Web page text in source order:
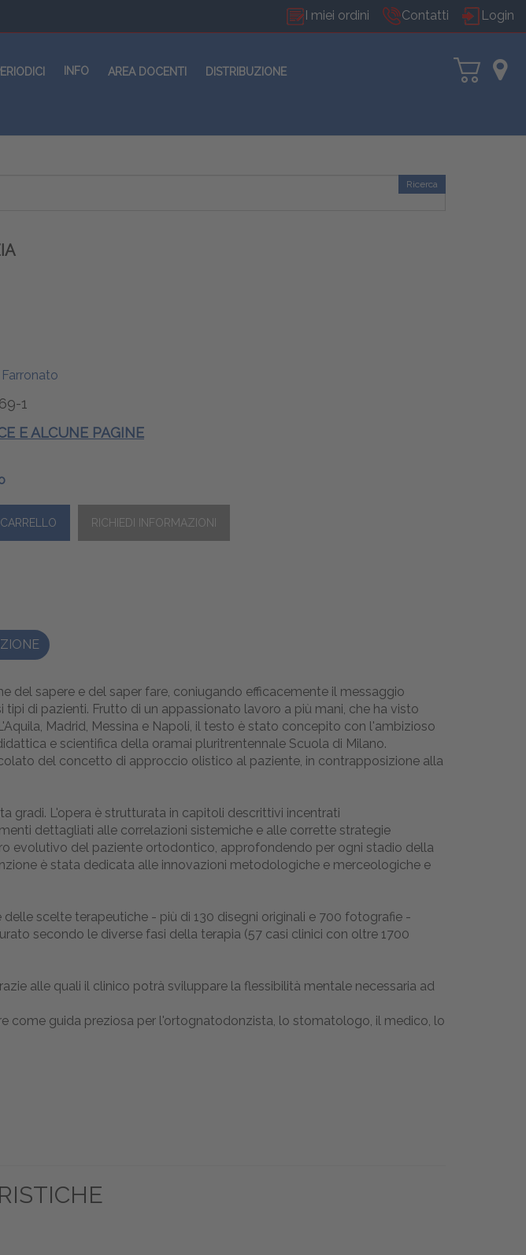
I miei ordini Contatti Login
INFO AREA DOCENTI DISTRIBUZIONE
Ricerca
1
E ALCUNE PAGINE
del sapere e del saper fare, coniugando efficacemente il messaggio
di pazienti. Frutto di un appassionato lavoro a più mani, che ha visto
Madrid, Messina e Napoli, il testo è stato concepito con l'ambizioso
e scientifica della oramai pluritrentennale Scuola di Milano.
del concetto di approccio olistico al paziente, in contrapposizione alla
gradi. L'opera è strutturata in capitoli descrittivi incentrati
dettagliati alle correlazioni sistemiche e alle corrette strategie
evolutivo del paziente ortodontico, approfondendo per ogni stadio della
è stata dedicata alle innovazioni metodologiche e merceologiche e
scelte terapeutiche - più di 130 disegni originali e 700 fotografie -
secondo le diverse fasi della terapia (57 casi clinici con oltre 1700
alle quali il clinico potrà sviluppare la flessibilità mentale necessaria ad
come guida preziosa per l'ortognatodonzista, lo stomatologo, il medico, lo